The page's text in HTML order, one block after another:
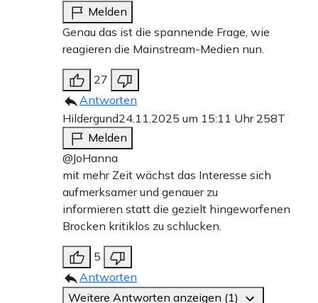
Melden
Genau das ist die spannende Frage, wie
reagieren die Mainstream-Medien nun.
27
Antworten
Hildergund24.11.2025 um 15:11 Uhr 258T
Melden
@JoHanna
mit mehr Zeit wächst das Interesse sich
aufmerksamer und genauer zu
informieren statt die gezielt hingeworfenen
Brocken kritiklos zu schlucken.
5
Antworten
Weitere Antworten anzeigen (1)